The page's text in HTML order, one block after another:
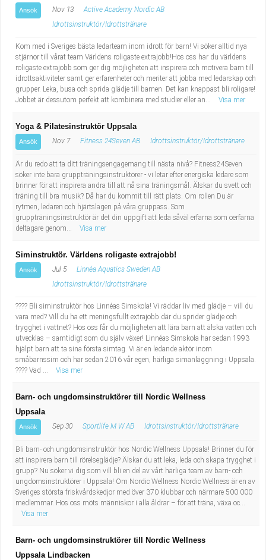
Undersköterska, vård- o specialavd. o mottagning
Bibliotekarie
Administrativ assistent
Lärare i gymnasiet
Ansök Nov 13
Active Academy Nordic AB
Idrottsinstruktör/Idrottstränare
Kom med i Sveriges bästa ledarteam inom idrott för barn! Vi söker alltid nya
stjärnor till vårat team Världens roligaste extrajobb!Hos oss har du världens
roligaste extrajobb som ger dig möjligheten att inspirera och motivera barn till
idrottsaktiviteter samt ger erfarenheter och meriter att jobba med ledarskap och
grupper. Leka, busa och sprida glädje till barnen. Det kan knappast bli roligare!
Jobbet är dessutom perfekt att kombinera med studier eller an...
Visa mer
Yoga & Pilatesinstruktör Uppsala
Ansök Nov 7 Fitness 24Seven AB Idrottsinstruktör/Idrottstränare
Är du redo att ta ditt träningsengagemang till nästa nivå? Fitness24Seven
söker inte bara gruppträningsinstruktörer - vi letar efter energiska ledare som
brinner för att inspirera andra till att nå sina träningsmål. Älskar du svett och
träning till bra musik? Då har du kommit till rätt plats. Om rollen Du är
rytmen, ledaren och hjärtslagen på våra gruppass. Som
gruppträningsinstruktör är det din uppgift att leda såväl erfarna som oerfarna
deltagare genom...
Visa mer
Siminstruktör. Världens roligaste extrajobb!
Ansök Jul 5
Linnéa Aquatics Sweden AB
Idrottsinstruktör/Idrottstränare
???? Bli siminstruktör hos Linnéas Simskola! Vi räddar liv med glädje – vill du
vara med? Vill du ha ett meningsfullt extrajobb där du sprider glädje och
trygghet i vattnet? Hos oss får du möjligheten att lära barn att älska vatten och
utvecklas – samtidigt som du själv växer! Linnéas Simskola har sedan 1993
hjälpt barn att ta sina första simtag. Vi är en ledande aktör inom
småbarnssim och har sedan 2016 vår egen, härliga simanläggning i Uppsala.
???? Vad ...
Visa mer
Barn- och ungdomsinstruktörer till Nordic Wellness
Uppsala
Ansök Sep 30 Sportlife M W AB Idrottsinstruktör/Idrottstränare
Bli barn- och ungdomsinstruktör hos Nordic Wellness Uppsala! Brinner du för
att inspirera barn till rörelseglädje? Älskar du att leka, leda och skapa trygghet i
grupp? Nu söker vi dig som vill bli en del av vårt härliga team av barn- och
ungdomsinstruktörer i Uppsala! Om Nordic Wellness Nordic Wellness är en av
Sveriges största friskvårdskedjor med över 370 klubbar och närmare 500 000
medlemmar. Hos oss möts människor i alla åldrar – för att träna, växa oc...
Visa mer
Barn- och ungdomsinstruktörer till Nordic Wellness
Uppsala Lindbacken